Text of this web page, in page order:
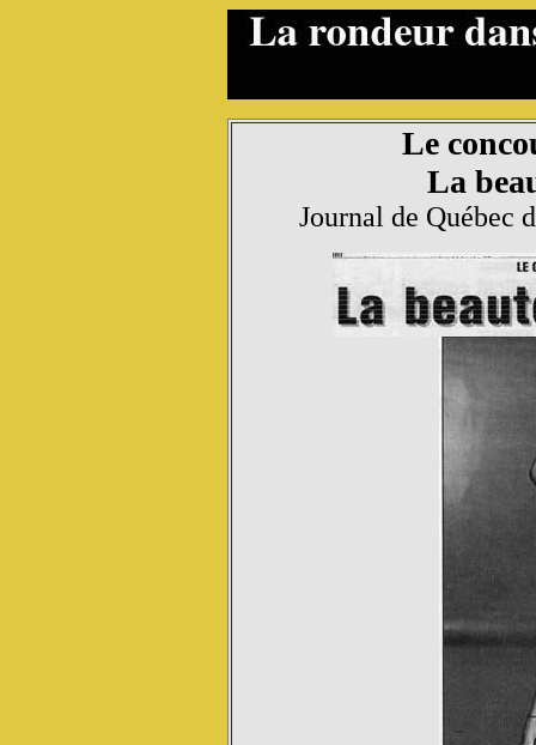
Le
La
Journal de Québec